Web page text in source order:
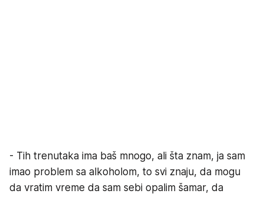
- Tih trenutaka ima baš mnogo, ali šta znam, ja sam
imao problem sa alkoholom, to svi znaju, da mogu
da vratim vreme da sam sebi opalim šamar, da